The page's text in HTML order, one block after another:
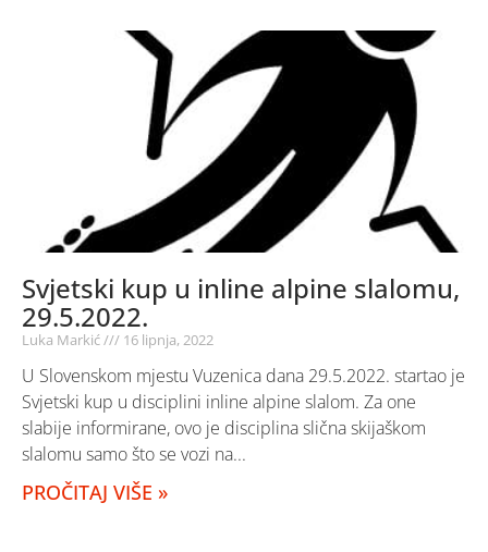
Svjetski kup u inline alpine slalomu,
29.5.2022.
Luka Markić 16 lipnja, 2022
U Slovenskom mjestu Vuzenica dana 29.5.2022. startao je
Svjetski kup u disciplini inline alpine slalom. Za one
slabije informirane, ovo je disciplina slična skijaškom
slalomu samo što se vozi na
PROČITAJ VIŠE »